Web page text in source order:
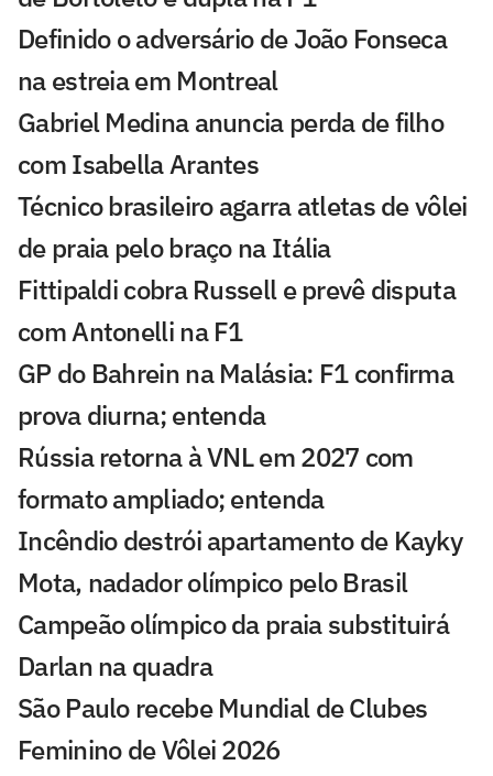
Definido o adversário de João Fonseca
na estreia em Montreal
Gabriel Medina anuncia perda de filho
com Isabella Arantes
Técnico brasileiro agarra atletas de vôlei
de praia pelo braço na Itália
Fittipaldi cobra Russell e prevê disputa
com Antonelli na F1
GP do Bahrein na Malásia: F1 confirma
prova diurna; entenda
Rússia retorna à VNL em 2027 com
formato ampliado; entenda
Incêndio destrói apartamento de Kayky
Mota, nadador olímpico pelo Brasil
Campeão olímpico da praia substituirá
Darlan na quadra
São Paulo recebe Mundial de Clubes
Feminino de Vôlei 2026